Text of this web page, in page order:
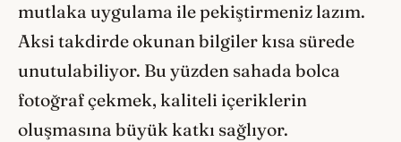
mutlaka uygulama ile pekiştirmeniz lazım.
Aksi takdirde okunan bilgiler kısa sürede
unutulabiliyor. Bu yüzden sahada bolca
fotoğraf çekmek, kaliteli içeriklerin
oluşmasına büyük katkı sağlıyor.